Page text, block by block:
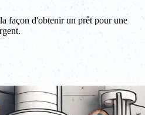
façon d'obtenir un prêt pour une